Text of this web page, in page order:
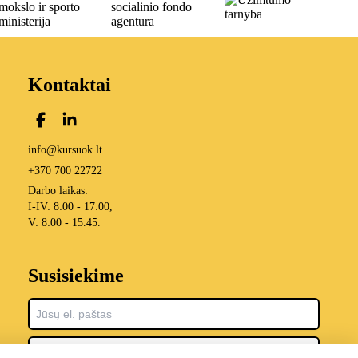
Kontaktai
info@kursuok.lt
+370 700 22722
Darbo laikas:
I-IV: 8:00 - 17:00,
V: 8:00 - 15.45.
Susisiekime